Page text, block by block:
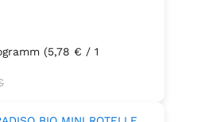
frische Eier
Trinkwasser ✅
Baden – Qualität seit
(5,78 € / 1
Preis: